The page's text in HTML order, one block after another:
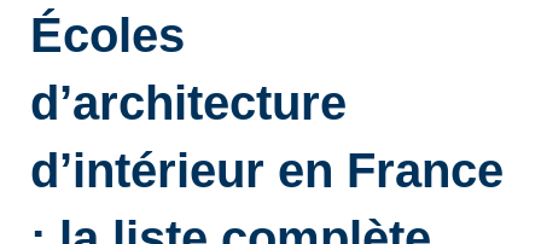
Écoles
d’architecture
d’intérieur en France